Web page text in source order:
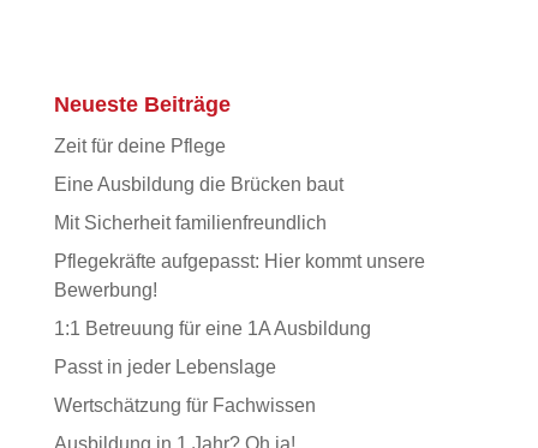
Neueste Beiträge
Zeit für deine Pflege
Eine Ausbildung die Brücken baut
Mit Sicherheit familienfreundlich
Pflegekräfte aufgepasst: Hier kommt unsere
Bewerbung!
1:1 Betreuung für eine 1A Ausbildung
Passt in jeder Lebenslage
Wertschätzung für Fachwissen
Ausbildung in 1 Jahr? Oh ja!